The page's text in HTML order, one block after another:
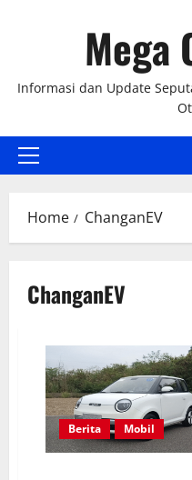
Mega
Informasi dan Update
Primary
Home ChanganEV
ChanganEV
Berita Mobil